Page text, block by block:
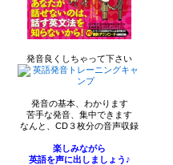
発音良くしちゃって下さい
発音の基本、わかります
苦手な発音、集中できます
なんと、CD３枚分の音声収録
楽しみながら
英語を声に出しましょう♪